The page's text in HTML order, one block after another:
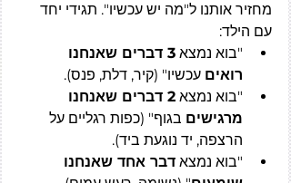
מחזיר אותנו ל"מה יש עכשיו". תגידי יחד
עם הילד:
"בוא נמצא
3 דברים שאנחנו
רואים עכשיו" (קיר, דלת, פנס).
"בוא נמצא
2 דברים שאנחנו
מרגישים בגוף" (כפות רגליים על
הרצפה, יד נוגעת ביד).
"בוא נמצא דבר אחד שאנחנו